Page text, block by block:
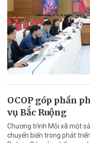
OCOP góp phần
vụ Bắc Ruộng
Chương trình Mỗi xã một
chuyển biến trong phát